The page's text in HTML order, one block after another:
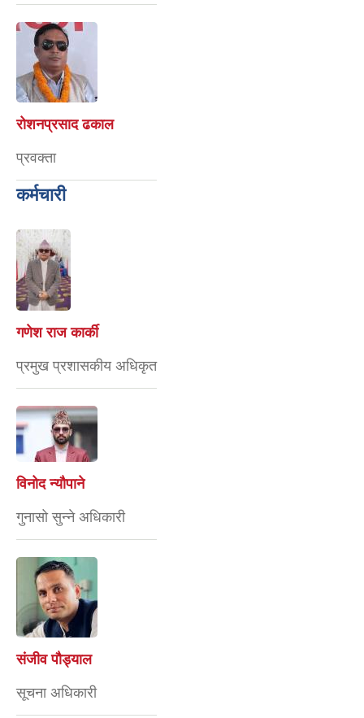
रोशनप्रसाद ढकाल
प्रवक्ता
कर्मचारी
गणेश राज कार्की
प्रमुख प्रशासकीय अधिकृत
विनोद न्यौपाने
गुनासो सुन्ने अधिकारी
संजीव पौड्याल
सूचना अधिकारी